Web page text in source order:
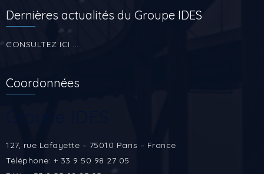
Dernières actualités du Groupe IDES
CONSULTEZ ICI ...
Coordonnées
127, rue Lafayette – 75010 Paris – France
Téléphone: + 33 9 50 98 27 05